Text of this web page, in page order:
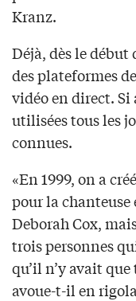
Kranz.
Déjà, dès le début
des plateformes
vidéo en direct.
utilisées tous les
connues.
«En 1999, on a
pour la
Deborah Cox,
trois personnes
qu’il n’y avait
avoue-t-il en